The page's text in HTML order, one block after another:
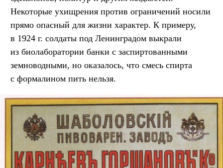
Некоторые ухищрения против ограничений носили
прямо опасный для жизни характер. К примеру,
в 1924 г. солдаты под Ленинградом выкрали
из биолаборатории банки с заспиртованными
земноводными, но оказалось, что смесь спирта
с формалином пить нельзя.